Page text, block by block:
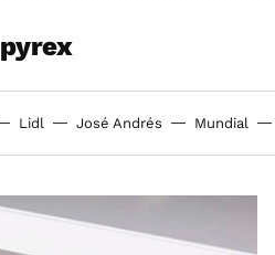
pyrex
Lidl José Andrés Mundial